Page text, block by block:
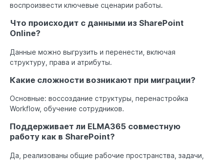
воспроизвести ключевые сценарии работы.
Что происходит с данными из SharePoint
Online?
Данные можно выгрузить и перенести, включая
структуру, права и атрибуты.
Какие сложности возникают при миграции?
Основные: воссоздание структуры, перенастройка
Workflow, обучение сотрудников.
Поддерживает ли ELMA365 совместную
работу как в SharePoint?
Да, реализованы общие рабочие пространства, задачи,